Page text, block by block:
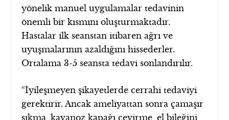
yönelik manuel uygulamalar tedavinin
önemli bir kısmını oluşturmaktadır.
Hastalar ilk seanstan itibaren ağrı ve
uyuşmalarının azaldığını hissederler.
Ortalama 3-5 seansta tedavi sonlandırılır.
“İyileşmeyen şikayetlerde cerrahi tedaviyi
gerektirir. Ancak ameliyattan sonra çamaşır
sıkma, kavanoz kapağı çevirme, el bileğini